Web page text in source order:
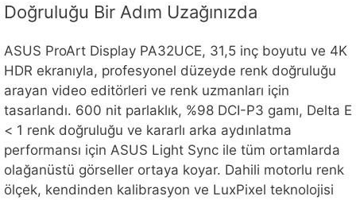
Doğruluğu Bir Adım Uzağınızda
ASUS ProArt Display PA32UCE, 31,5 inç boyutu ve 4K
HDR ekranıyla, profesyonel düzeyde renk doğruluğu
arayan video editörleri ve renk uzmanları için
tasarlandı. 600 nit parlaklık, %98 DCI-P3 gamı, Delta E
< 1 renk doğruluğu ve kararlı arka aydınlatma
performansı için ASUS Light Sync ile tüm ortamlarda
olağanüstü görseller ortaya koyar. Dahili motorlu renk
ölçek, kendinden kalibrasyon ve LuxPixel teknolojisi